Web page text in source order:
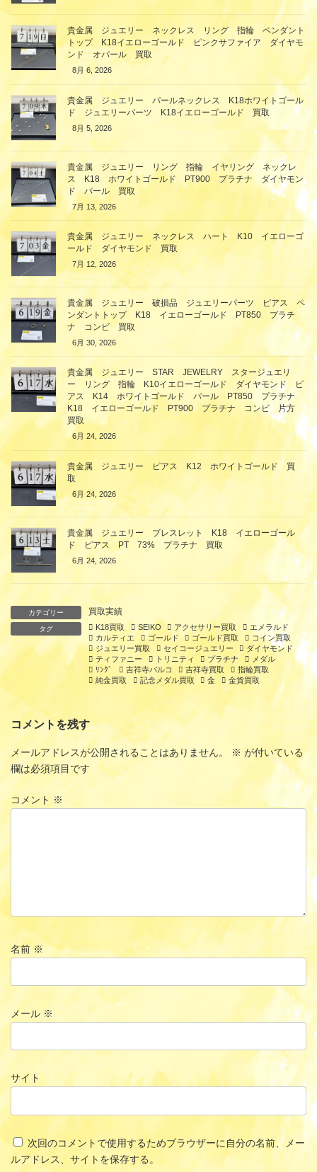
貴金属 ジュエリー ネックレス リング 指輪 ペンダント
トップ K18イエローゴールド ピンクサファイア ダイヤモ
ンド オパール 買取
8月 6, 2026
貴金属 ジュエリー パールネックレス K18ホワイトゴール
ド ジュエリーパーツ K18イエローゴールド 買取
8月 5, 2026
貴金属 ジュエリー リング 指輪 イヤリング ネックレ
ス K18 ホワイトゴールド PT900 プラチナ ダイヤモン
ド パール 買取
7月 13, 2026
貴金属 ジュエリー ネックレス ハート K10 イエローゴ
ールド ダイヤモンド 買取
7月 12, 2026
貴金属 ジュエリー 破損品 ジュエリーパーツ ピアス ペ
ンダントトップ K18 イエローゴールド PT850 プラチ
ナ コンビ 買取
6月 30, 2026
貴金属 ジュエリー STAR JEWELRY スタージュエリ
ー リング 指輪 K10イエローゴールド ダイヤモンド ピ
アス K14 ホワイトゴールド パール PT850 プラチナ
K18 イエローゴールド PT900 プラチナ コンビ 片方
買取
6月 24, 2026
貴金属 ジュエリー ピアス K12 ホワイトゴールド 買
取
6月 24, 2026
貴金属 ジュエリー ブレスレット K18 イエローゴール
ド ピアス PT 73% プラチナ 買取
6月 24, 2026
カテゴリー 買取実績
タグ K18買取 SEIKO アクセサリー買取
エメラルド
カルティエ
ゴールド ゴールド買取
コイン買取
ジュエリー買取
セイコージュエリー
ダイヤモンド
ティファニー
トリニティ プラチナ
メダル
ﾘﾝｸﾞ
吉祥寺パルコ 吉祥寺買取
指輪買取
純金買取
記念メダル買取 金 金貨買取
コメントを残す
メールアドレスが公開されることはありません。 ※ が付いている
欄は必須項目です
コメント ※
名前 ※
メール ※
サイト
次回のコメントで使用するためブラウザーに自分の名前、メー
ルアドレス、サイトを保存する。